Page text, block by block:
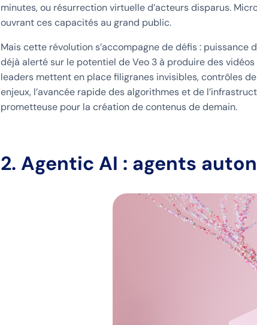
minutes, ou résurrection virtuelle d’acteurs disparus.
ouvrant ces capacités au grand public.
Mais cette révolution s’accompagne de défis : puissance
déjà alerté sur le potentiel de Veo 3 à produire des
leaders mettent en place filigranes invisibles, contrôles
enjeux, l’avancée rapide des algorithmes et de
prometteuse pour la création de contenus de demain.
2. Agentic AI : agents